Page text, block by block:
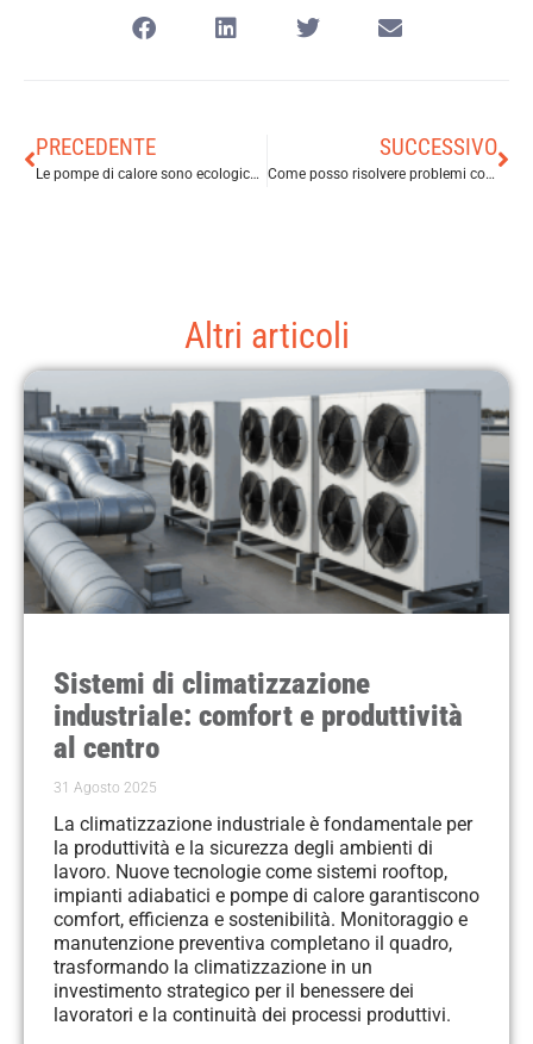
PRECEDENTE
Le pompe di calore sono ecologiche?
SUCCESSIVO
Come posso risolvere problemi comuni con la mia pompa di calore?
Altri articoli
Sistemi di climatizzazione
industriale: comfort e produttività
al centro
31 Agosto 2025
La climatizzazione industriale è fondamentale per
la produttività e la sicurezza degli ambienti di
lavoro. Nuove tecnologie come sistemi rooftop,
impianti adiabatici e pompe di calore garantiscono
comfort, efficienza e sostenibilità. Monitoraggio e
manutenzione preventiva completano il quadro,
trasformando la climatizzazione in un
investimento strategico per il benessere dei
lavoratori e la continuità dei processi produttivi.